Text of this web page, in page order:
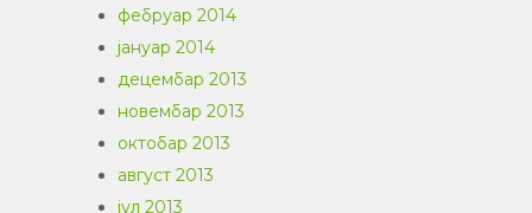
фебруар 2014
јануар 2014
децембар 2013
новембар 2013
октобар 2013
август 2013
јул 2013